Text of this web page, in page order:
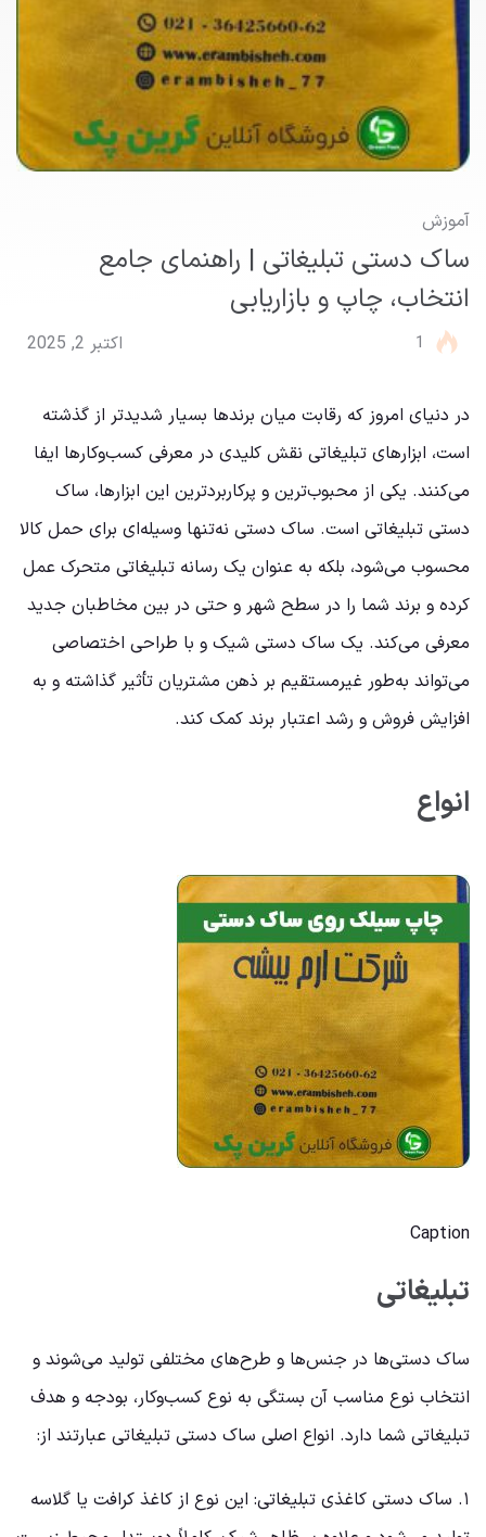
آموزش
ساک دستی تبلیغاتی | راهنمای جامع
انتخاب، چاپ و بازاریابی
1 اکتبر 2, 2025
در دنیای امروز که رقابت میان برندها بسیار شدیدتر از گذشته
است، ابزارهای تبلیغاتی نقش کلیدی در معرفی کسب‌وکارها ایفا
می‌کنند. یکی از محبوب‌ترین و پرکاربردترین این ابزارها، ساک
دستی تبلیغاتی است. ساک دستی نه‌تنها وسیله‌ای برای حمل کالا
محسوب می‌شود، بلکه به عنوان یک رسانه تبلیغاتی متحرک عمل
کرده و برند شما را در سطح شهر و حتی در بین مخاطبان جدید
معرفی می‌کند. یک ساک دستی شیک و با طراحی اختصاصی
می‌تواند به‌طور غیرمستقیم بر ذهن مشتریان تأثیر گذاشته و به
افزایش فروش و رشد اعتبار برند کمک کند.
انواع
Caption
تبلیغاتی
ساک دستی‌ها در جنس‌ها و طرح‌های مختلفی تولید می‌شوند و
انتخاب نوع مناسب آن بستگی به نوع کسب‌وکار، بودجه و هدف
تبلیغاتی شما دارد. انواع اصلی ساک دستی تبلیغاتی عبارتند از:
۱. ساک دستی کاغذی تبلیغاتی: این نوع از کاغذ کرافت یا گلاسه